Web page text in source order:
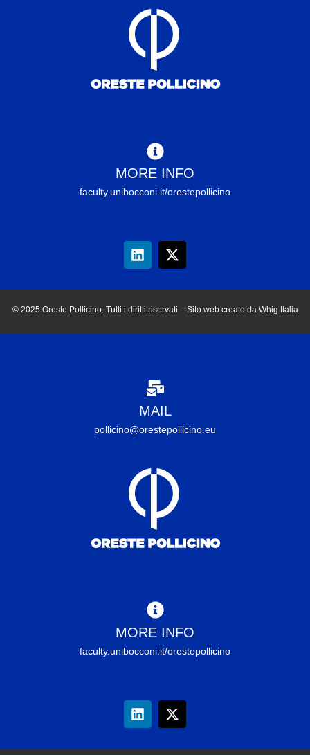
MORE INFO
faculty.unibocconi.it/orestepollicino
© 2025 Oreste Pollicino. Tutti i diritti riservati – Sito web creato da Whig Italia
MAIL
pollicino@orestepollicino.eu
MORE INFO
faculty.unibocconi.it/orestepollicino